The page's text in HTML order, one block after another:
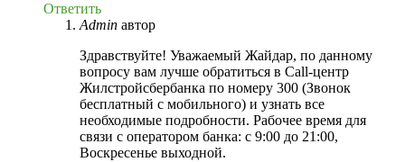
Ответить
Admin автор
Здравствуйте! Уважаемый Жайдар, по данному
вопросу вам лучше обратиться в Call-центр
Жилстройсбербанка по номеру 300 (Звонок
бесплатный с мобильного) и узнать все
необходимые подробности. Рабочее время для
связи с оператором банка: с 9:00 до 21:00,
Воскресенье выходной.